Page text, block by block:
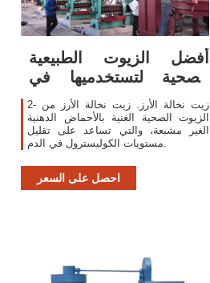
أفضل الزيوت الطبيعية
الصحية لتستخدميها في
الطبخ مجلة رجيم
2- زيت نخالة الأرز. زيت نخالة الأرز من
الزيوت الصحية الغنية بالأحماض الدهنية
الغير مشبعة، والتي تساعد على تقليل
مستويات الكوليسترول في الدم.
احصل على السعر